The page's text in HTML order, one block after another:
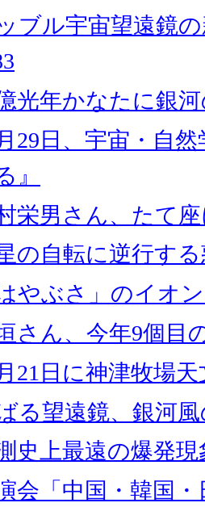
ブル宇宙望遠鏡
光年かなたに銀
29日、宇宙・自
』
栄男さん、たて
の自転に逆行す
はやぶさ」のイオ
さん、今年9個目
21日に神津牧場
る望遠鏡、銀河
史上最遠の爆発現
会「中国・韓国